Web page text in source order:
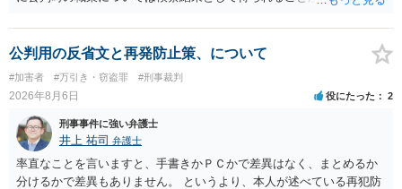
公判用の反省文と再発防止策、について
#加害者 #万引き・窃盗罪 #刑事裁判
2026年8月6日 役にたった 2
刑事事件に強い弁護士
井上 祐司 弁護士
率直なことを言いますと、手書きかＰＣかで差異はなく、まとめるか
分けるかで差異もありません。 というより、本人が述べている再犯防